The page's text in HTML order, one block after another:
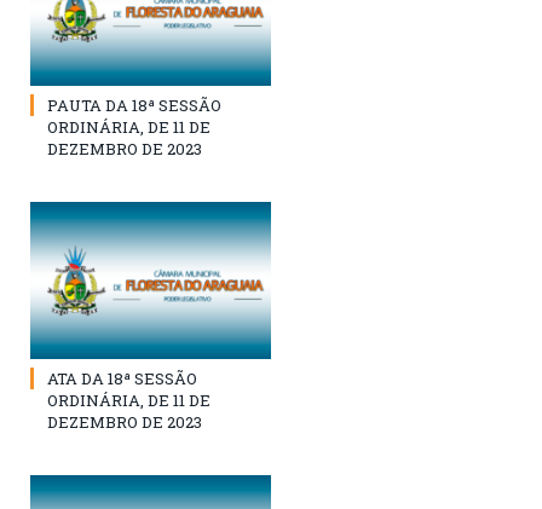
PAUTA DA 18ª SESSÃO
ORDINÁRIA, DE 11 DE
DEZEMBRO DE 2023
ATA DA 18ª SESSÃO
ORDINÁRIA, DE 11 DE
DEZEMBRO DE 2023